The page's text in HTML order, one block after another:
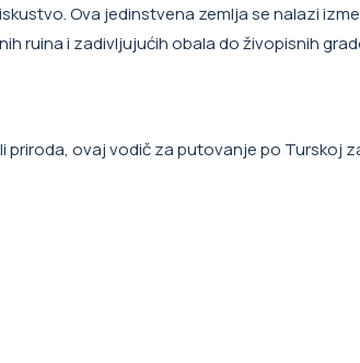
Ova jedinstvena zemlja se nalazi
ruina i zadivljujućih obala do živopisnih
priroda, ovaj vodič za putovanje po Turskoj